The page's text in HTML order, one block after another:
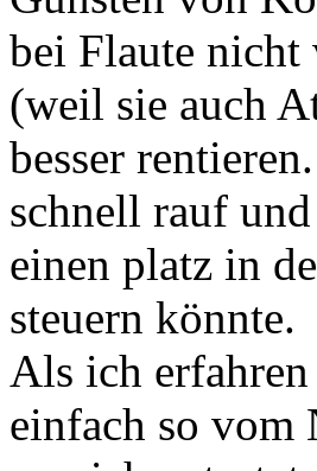
bei Flaute nicht
(weil sie auch
besser
schnell rauf
einen platz in
steuern könnte.
Als ich
einfach so vom